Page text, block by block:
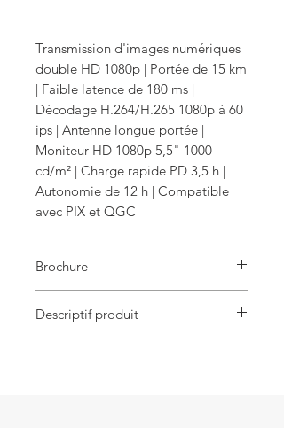
Transmission d'images numériques
double HD 1080p | Portée de 15 km
| Faible latence de 180 ms |
Décodage H.264/H.265 1080p à 60
ips | Antenne longue portée |
Moniteur HD 1080p 5,5" 1000
cd/m² | Charge rapide PD 3,5 h |
Autonomie de 12 h | Compatible
avec PIX et QGC
Brochure
Descriptif produit